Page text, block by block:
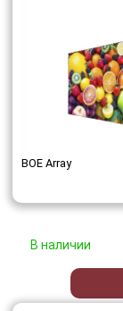
BOE Array
В наличии